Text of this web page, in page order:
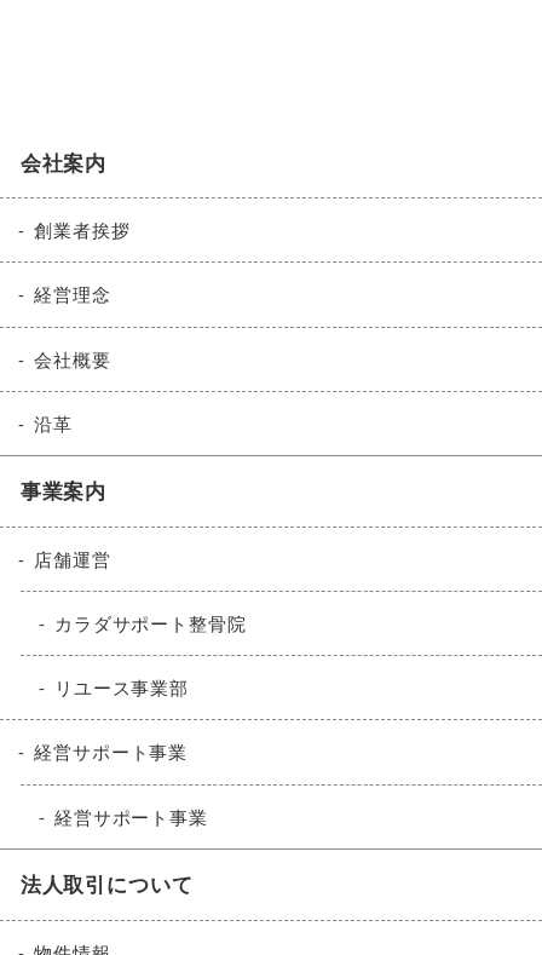
会社案内
創業者挨拶
経営理念
会社概要
沿革
事業案内
店舗運営
カラダサポート整骨院
リユース事業部
経営サポート事業
経営サポート事業
法人取引について